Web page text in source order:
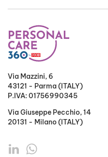
Via Mazzini, 6
43121 - Parma (ITALY)
P.IVA: 01756990345
Via Giuseppe Pecchio, 14
20131 - Milano (ITALY)